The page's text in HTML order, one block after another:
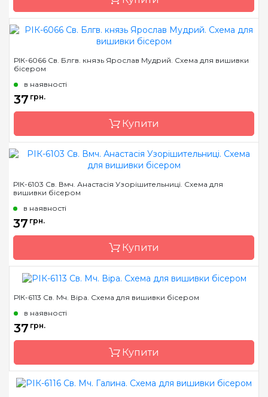
Розмір 7,5*10,5 см
Країна виробник
Зашивання
Матеріал
Розмір
7,5*10,5 см
РІК-6066 Св. Блгв. князь Ярослав Мудрий. Схема для вишивки
бісером
в наявності
37 грн.
Купити
Країна виробник
Зашивання
Матеріал
Розмір
7,5*10,5 см
РІК-6103 Св. Вмч. Анастасія Узорішительниці. Схема для
вишивки бісером
в наявності
37 грн.
Купити
Бренд
Країна виробник
флізеліном
Розмір
7,5*10,5 см
РІК-6113 Св. Мч. Віра. Схема для вишивки бісером
в наявності
37 грн.
Купити